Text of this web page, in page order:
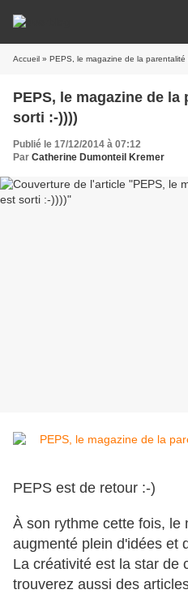
Accueil » PEPS, le magazine de la parentalité
PEPS, le magazine de
sorti :-))))
Publié le 17/12/2014 à 07:12
Par Catherine Dumonteil Kremer
PEPS est de retour :-)
À son rythme cette fois, le
augmenté plein d'idées et
La créativité est la star de
trouverez aussi des